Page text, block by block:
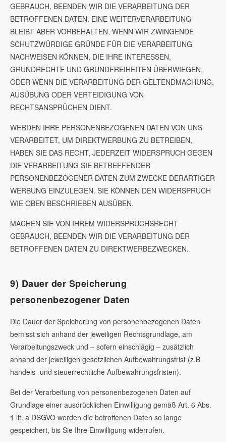
GEBRAUCH, BEENDEN WIR DIE VERARBEITUNG DER
BETROFFENEN DATEN. EINE WEITERVERARBEITUNG
BLEIBT ABER VORBEHALTEN, WENN WIR ZWINGENDE
SCHUTZWÜRDIGE GRÜNDE FÜR DIE VERARBEITUNG
NACHWEISEN KÖNNEN, DIE IHRE INTERESSEN,
GRUNDRECHTE UND GRUNDFREIHEITEN ÜBERWIEGEN,
ODER WENN DIE VERARBEITUNG DER GELTENDMACHUNG,
AUSÜBUNG ODER VERTEIDIGUNG VON
RECHTSANSPRÜCHEN DIENT.
WERDEN IHRE PERSONENBEZOGENEN DATEN VON UNS
VERARBEITET, UM DIREKTWERBUNG ZU BETREIBEN,
HABEN SIE DAS RECHT, JEDERZEIT WIDERSPRUCH GEGEN
DIE VERARBEITUNG SIE BETREFFENDER
PERSONENBEZOGENER DATEN ZUM ZWECKE DERARTIGER
WERBUNG EINZULEGEN. SIE KÖNNEN DEN WIDERSPRUCH
WIE OBEN BESCHRIEBEN AUSÜBEN.
MACHEN SIE VON IHREM WIDERSPRUCHSRECHT
GEBRAUCH, BEENDEN WIR DIE VERARBEITUNG DER
BETROFFENEN DATEN ZU DIREKTWERBEZWECKEN.
9) Dauer der Speicherung
personenbezogener Daten
Die Dauer der Speicherung von personenbezogenen Daten
bemisst sich anhand der jeweiligen Rechtsgrundlage, am
Verarbeitungszweck und – sofern einschlägig – zusätzlich
anhand der jeweiligen gesetzlichen Aufbewahrungsfrist (z.B.
handels- und steuerrechtliche Aufbewahrungsfristen).
Bei der Verarbeitung von personenbezogenen Daten auf
Grundlage einer ausdrücklichen Einwilligung gemäß Art. 6 Abs.
1 lit. a DSGVO werden die betroffenen Daten so lange
gespeichert, bis Sie Ihre Einwilligung widerrufen.